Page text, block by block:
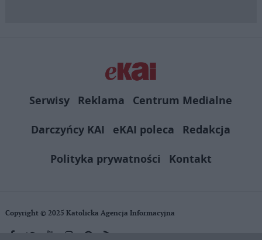
Serwisy Reklama
Centrum Medialne
Darczyńcy KAI
eKAI poleca
Redakcja
Polityka prywatności
Kontakt
Copyright © 2025 Katolicka Agencja Informacyjna